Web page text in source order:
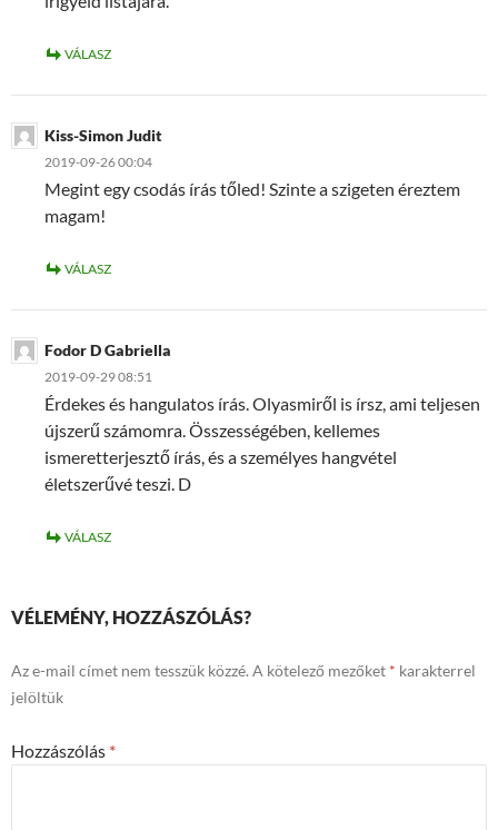
VÁLASZ
Kiss-Simon Judit
2019-09-26 00:04
Megint egy csodás írás tőled! Szinte a szigeten éreztem
magam!
VÁLASZ
Fodor D Gabriella
2019-09-29 08:51
Érdekes és hangulatos írás. Olyasmiről is írsz, ami teljesen
újszerű számomra. Összességében, kellemes
ismeretterjesztő írás, és a személyes hangvétel
életszerűvé teszi. D
VÁLASZ
VÉLEMÉNY, HOZZÁSZÓLÁS?
Az e-mail címet nem tesszük közzé. A kötelező mezőket * karakterrel
jelöltük
Hozzászólás *